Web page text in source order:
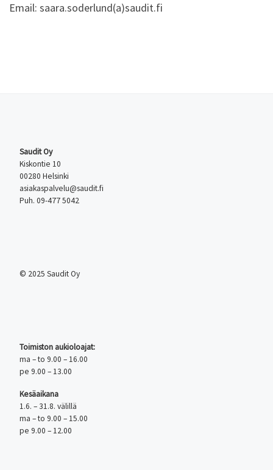
Email: saara.soderlund(a)saudit.fi
Saudit Oy
Kiskontie 10
00280 Helsinki
asiakaspalvelu@saudit.fi
Puh. 09-477 5042
© 2025 Saudit Oy
Toimiston aukioloajat:
ma – to 9.00 – 16.00
pe 9.00 – 13.00
Kesäaikana
1.6. – 31.8. välillä
ma – to 9.00 – 15.00
pe 9.00 – 12.00